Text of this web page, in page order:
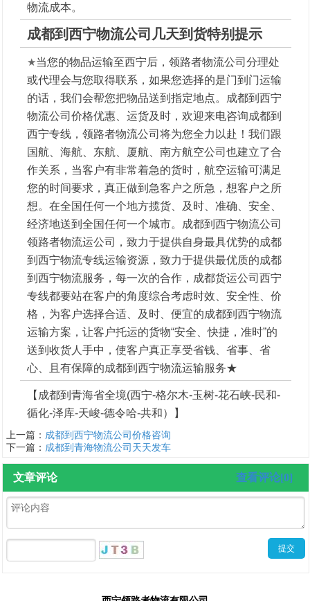
物流成本。
成都到西宁物流公司几天到货特别提示
★当您的物品运输至西宁后，领路者物流公司分理处
或代理会与您取得联系，如果您选择的是门到门运输
的话，我们会帮您把物品送到指定地点。成都到西宁
物流公司价格优惠、运货及时，欢迎来电咨询成都到
西宁专线，领路者物流公司将为您全力以赴！我们跟
国航、海航、东航、厦航、南方航空公司也建立了合
作关系，当客户有非常着急的货时，航空运输可满足
您的时间要求，真正做到急客户之所急，想客户之所
想。在全国任何一个地方揽货、及时、准确、安全、
经济地送到全国任何一个城市。成都到西宁物流公司
领路者物流运公司，致力于提供自身最具优势的成都
到西宁物流专线运输资源，致力于提供最优质的成都
到西宁物流服务，每一次的合作，成都货运公司西宁
专线都要站在客户的角度综合考虑时效、安全性、价
格，为客户选择合适、及时、便宜的成都到西宁物流
运输方案，让客户托运的货物“安全、快捷，准时”的
送到收货人手中，使客户真正享受省钱、省事、省
心、且有保障的成都到西宁物流运输服务★
【成都到青海省全境(西宁-格尔木-玉树-花石峡-民和-
循化-泽库-天峻-德令哈-共和）】
上一篇： 成都到西宁物流公司价格咨询
下一篇： 成都到青海物流公司天天发车
查看评论[0]
文章评论